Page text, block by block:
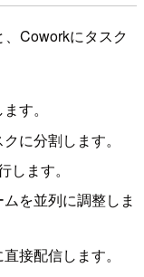
、Coworkにタスク
す。
に分割します。
ます。
を並列に調整しま
接配信します。